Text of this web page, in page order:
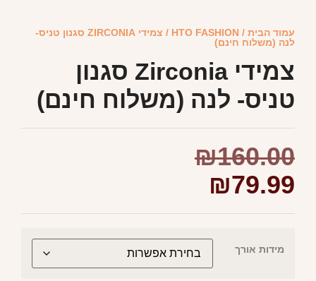
עמוד הבית /
HTO FASHION
/ צמידי ZIRCONIA סגנון טניס-
לנה (משלוח חינם)
צמידי Zirconia סגנון
טניס- לנה (משלוח חינם)
₪160.00
₪79.99
מידות אורך